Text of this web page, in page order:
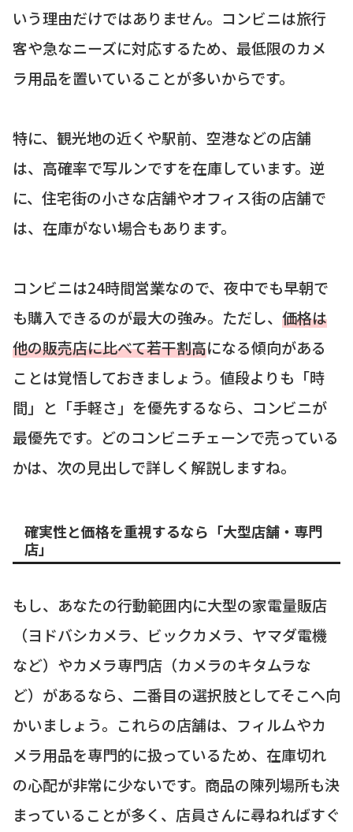
いう理由だけではありません。コンビニは旅行
客や急なニーズに対応するため、最低限のカメ
ラ用品を置いていることが多いからです。
特に、観光地の近くや駅前、空港などの店舗
は、高確率で写ルンですを在庫しています。逆
に、住宅街の小さな店舗やオフィス街の店舗で
は、在庫がない場合もあります。
コンビニは24時間営業なので、夜中でも早朝で
も購入できるのが最大の強み。ただし、 価格は
他の販売店に比べて若干割高になる傾向がある
ことは覚悟しておきましょう。値段よりも「時
間」と「手軽さ」を優先するなら、コンビニが
最優先です。どのコンビニチェーンで売っている
かは、次の見出しで詳しく解説しますね。
確実性と価格を重視するなら「大型店舗・専門
店」
もし、あなたの行動範囲内に大型の家電量販店
（ヨドバシカメラ、ビックカメラ、ヤマダ電機
など）やカメラ専門店（カメラのキタムラな
ど）があるなら、二番目の選択肢としてそこへ向
かいましょう。これらの店舗は、フィルムやカ
メラ用品を専門的に扱っているため、在庫切れ
の心配が非常に少ないです。商品の陳列場所も決
まっていることが多く、店員さんに尋ねればすぐ